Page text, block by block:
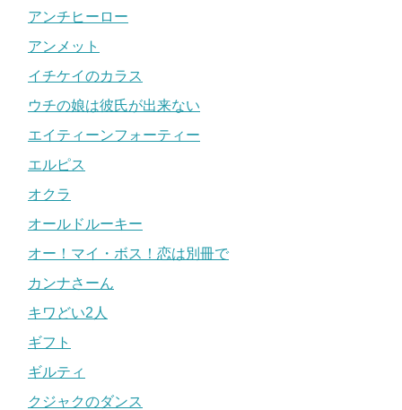
アンチヒーロー
アンメット
イチケイのカラス
ウチの娘は彼氏が出来ない
エイティーンフォーティー
エルピス
オクラ
オールドルーキー
オー！マイ・ボス！恋は別冊で
カンナさーん
キワどい2人
ギフト
ギルティ
クジャクのダンス